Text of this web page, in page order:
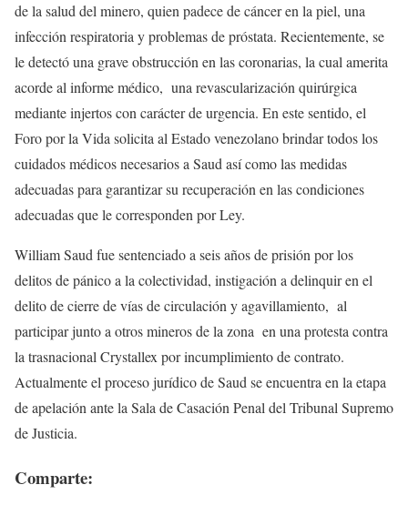
de la salud del minero, quien padece de cáncer en la piel, una
infección respiratoria y problemas de próstata. Recientemente, se
le detectó una grave obstrucción en las coronarias, la cual amerita
acorde al informe médico, una revascularización quirúrgica
mediante injertos con carácter de urgencia. En este sentido, el
Foro por la Vida solicita al Estado venezolano brindar todos los
cuidados médicos necesarios a Saud así como las medidas
adecuadas para garantizar su recuperación en las condiciones
adecuadas que le corresponden por Ley.
William Saud fue sentenciado a seis años de prisión por los
delitos de pánico a la colectividad, instigación a delinquir en el
delito de cierre de vías de circulación y agavillamiento, al
participar junto a otros mineros de la zona en una protesta contra
la trasnacional Crystallex por incumplimiento de contrato.
Actualmente el proceso jurídico de Saud se encuentra en la etapa
de apelación ante la Sala de Casación Penal del Tribunal Supremo
de Justicia.
Comparte: